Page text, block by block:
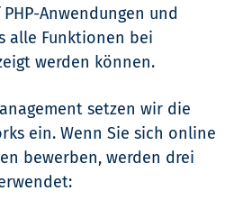
Anwendungen und
alle Funktionen bei
werden können.
setzen wir die
ein. Wenn Sie sich online
bewerben, werden drei